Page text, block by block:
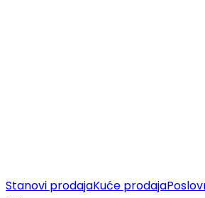
Stanovi prodajaKuće prodaja